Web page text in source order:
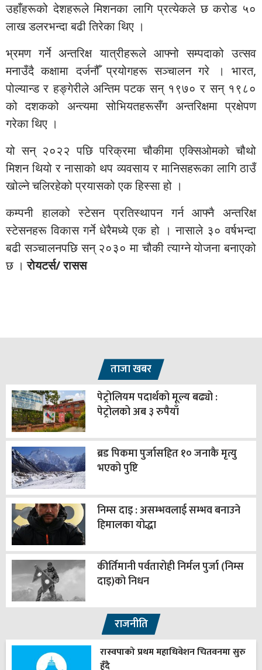
उहाँहरूको देशहरूले मिशनका लागि प्रत्येकले छ करोड ५०
लाख डलरभन्दा बढी तिरेका थिए ।
भ्रमण गर्ने अन्तरिक्ष यात्रीहरूले आफ्नो सम्पदाको उत्सव
मनाउँदै कक्षामा दर्जनौँ प्रयोगहरू सञ्चालन गरे । भारत,
पोल्यान्ड र हङ्गेरीले अन्तिम पटक सन् १९७० र सन् १९८०
को दशकको अन्त्यमा सोभियतहरूसँग अन्तरिक्षमा प्रक्षेपण
गरेका थिए ।
यो सन् २०२२ पछि परिक्रमा चौकीमा एक्सिओमको चौथो
मिशन थियो र नासाको थप व्यवसाय र मानिसहरूका लागि ठाउँ
खोल्ने चलिरहेको प्रयासको एक हिस्सा हो ।
कम्पनी हालको स्टेसन प्रतिस्थापन गर्न आफ्नै अन्तरिक्ष
स्टेसनहरू विकास गर्ने धेरैमध्ये एक हो । नासाले ३० वर्षभन्दा
बढी सञ्चालनपछि सन् २०३० मा चौकी त्याग्ने योजना बनाएको
छ ।रोयटर्स/रासस
ताजा खबर
पेट्रोलियम पदार्थको मूल्य बढ्यो :
पेट्रोलको अब ३ रुपैयाँ
ब्रड पिकमा पुर्जासहित १० जनाकै मृत्यु
भएको पुष्टि
निम्स दाइ : असम्भवलाई सम्भव बनाउने
हिमालका योद्धा
कीर्तिमानी पर्वतारोही निर्मल पुर्जा (निम्स
दाइ)को निधन
राजनीति
रास्वपाको प्रथम महाधिवेशन चितवनमा सुरु
हुँदै